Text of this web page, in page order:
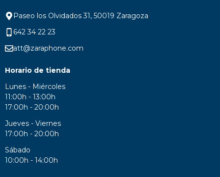
Paseo los Olvidados 31, 50019 Zaragoza
642 34 22 23
att@zaraphone.com
Horario de tienda
Lunes - Miércoles
11:00h - 13:00h
17:00h - 20:00h
Jueves - Viernes
17:00h - 20:00h
Sábado
10:00h - 14:00h